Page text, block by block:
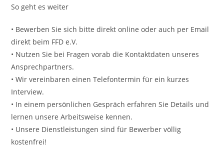
So geht es weiter
• Bewerben Sie sich bitte direkt online oder auch per Email
direkt beim FFD e.V.
• Nutzen Sie bei Fragen vorab die Kontaktdaten unseres
Ansprechpartners.
• Wir vereinbaren einen Telefontermin für ein kurzes
Interview.
• In einem persönlichen Gespräch erfahren Sie Details und
lernen unsere Arbeitsweise kennen.
• Unsere Dienstleistungen sind für Bewerber völlig
kostenfrei!